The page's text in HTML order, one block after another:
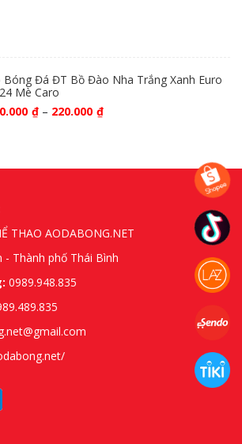
Bóng Đá ĐT Bồ Đào Nha Trắng Xanh Euro
Mè Caro
₫ – 220.000 ₫
THAO AODABONG.NET
- Thành phố Thái Bình
0989.948.835